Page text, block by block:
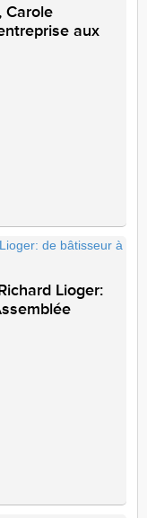
Carole
aux
Lioger: